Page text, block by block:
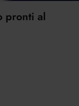
pronti al